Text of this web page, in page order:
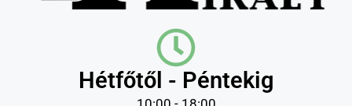
Hétfőtől - Péntekig